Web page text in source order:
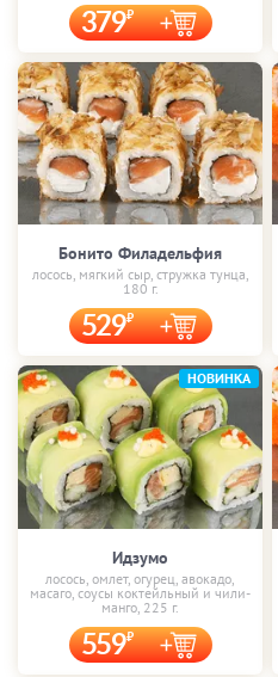
379
Бонито Филадельфия
лосось, мягкий сыр, стружка тунца,
180 г.
529
Идзумо
лосось, омлет, огурец, авокадо,
масаго, соусы коктейльный и чили-
манго, 225 г.
559
НОВИНКА